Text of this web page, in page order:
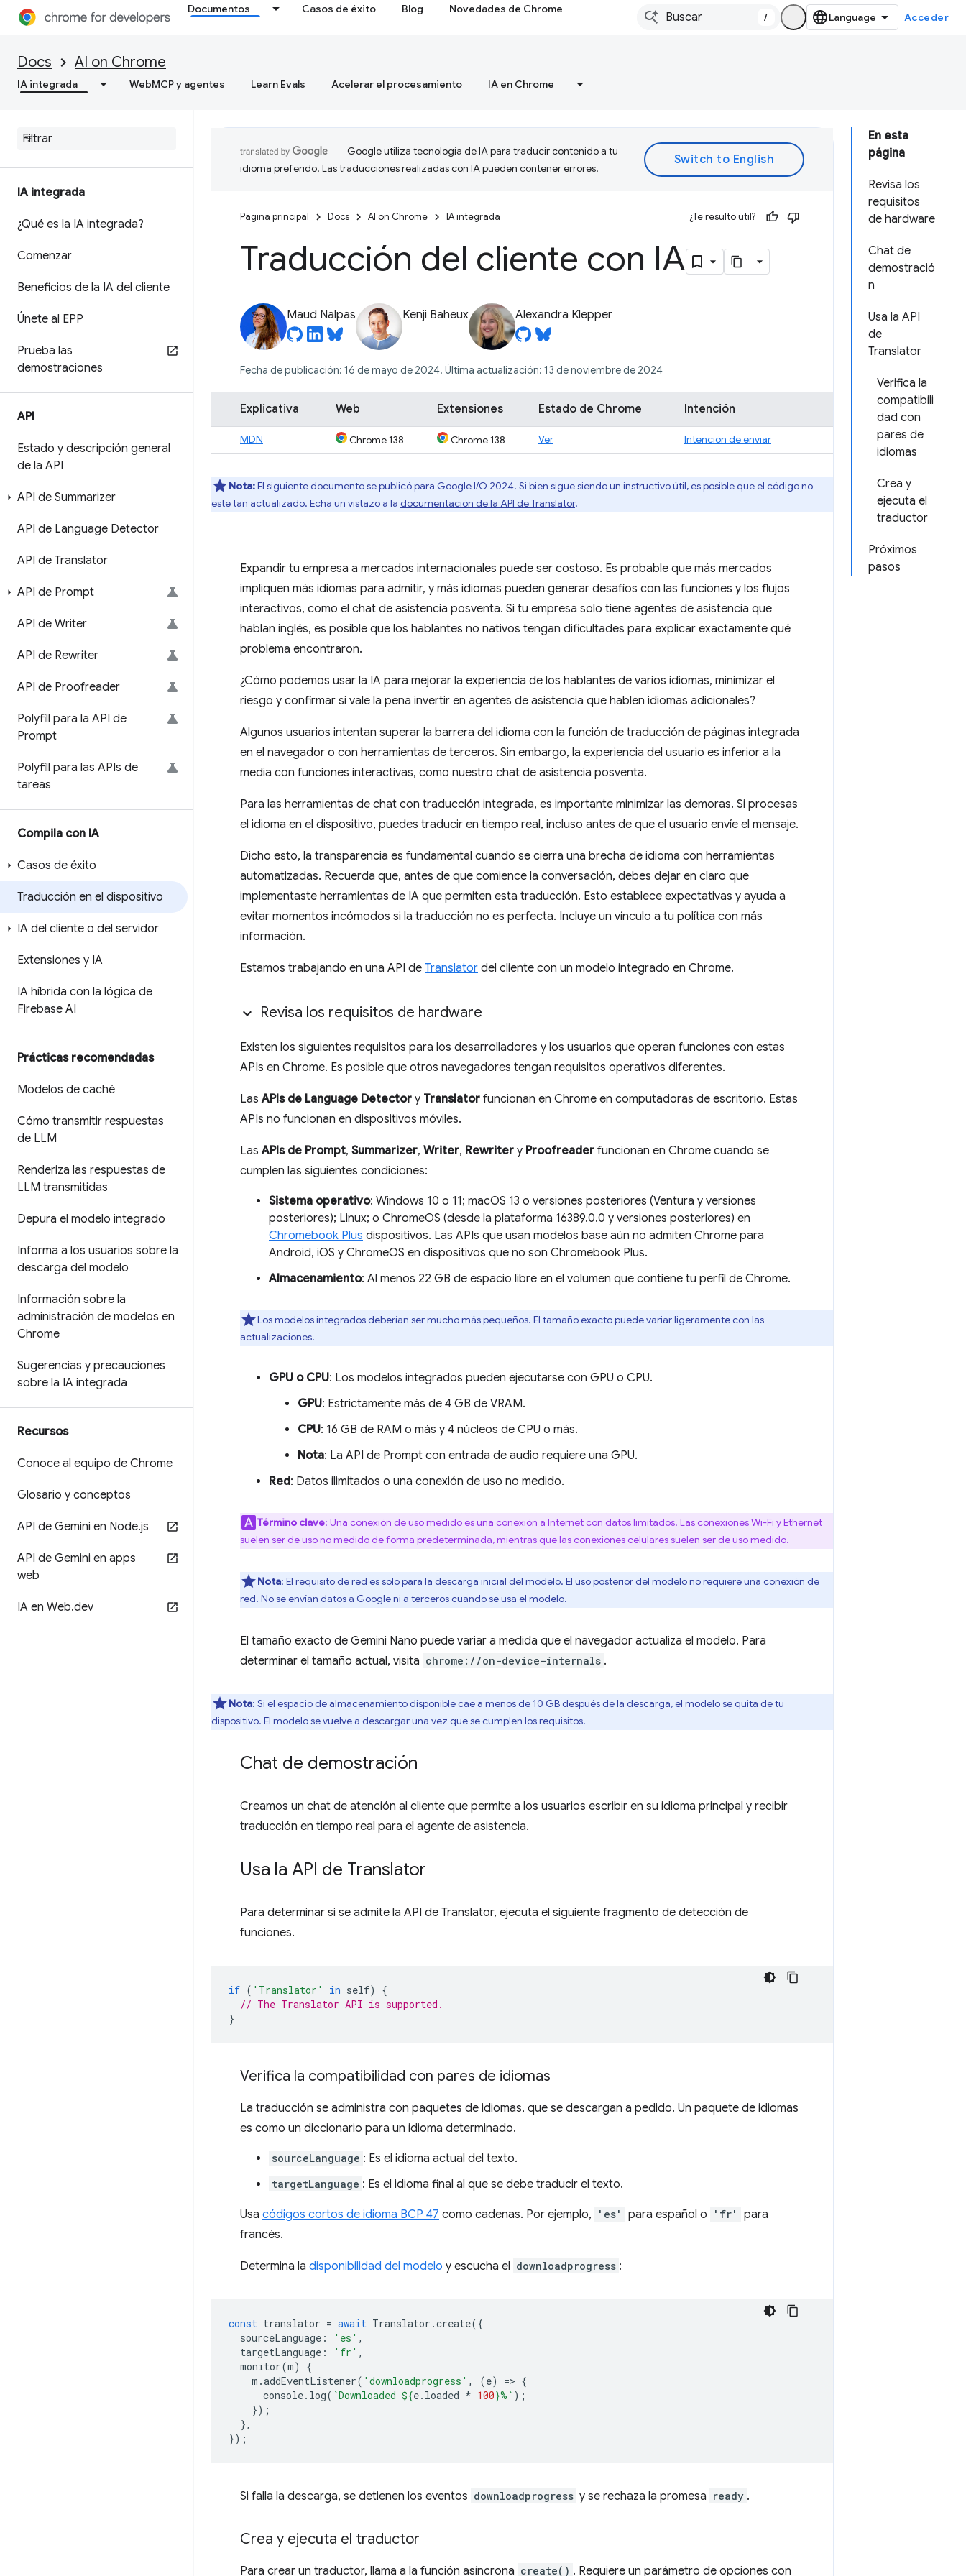
Documentos Casos de éxito Blog Novedades de Chrome
/ Acceder
Docs AI on Chrome
IA integrada WebMCP y agentes Learn Evals Acelerar el procesamiento IA en Chrome
IA integrada
¿Qué es la IA integrada?
Comenzar
Beneficios de la IA del cliente
Únete al EPP
Prueba las
demostraciones
API
Estado y descripción general
de la API
API de Summarizer
API de Language Detector
API de Translator
API de Prompt
API de Writer
API de Rewriter
API de Proofreader
Polyfill para la API de
Prompt
Polyfill para las APIs de
tareas
Compila con IA
Casos de éxito
Traducción en el dispositivo
IA del cliente o del servidor
Extensiones y IA
IA híbrida con la lógica de
Firebase AI
Prácticas recomendadas
Modelos de caché
Cómo transmitir respuestas
de LLM
Renderiza las respuestas de
LLM transmitidas
Depura el modelo integrado
Informa a los usuarios sobre la
descarga del modelo
Información sobre la
administración de modelos en
Chrome
Sugerencias y precauciones
sobre la IA integrada
Recursos
Conoce al equipo de Chrome
Glosario y conceptos
API de Gemini en Node.js
API de Gemini en apps
web
IA en Web.dev
En esta
página
Revisa los
requisitos
de hardware
Chat de
demostració
n
Usa la API
de
Translator
Verifica la
compatibili
dad con
pares de
idiomas
Crea y
ejecuta el
traductor
Próximos
pasos
Google utiliza tecnología de IA para traducir contenido a tu
idioma preferido. Las traducciones realizadas con IA pueden contener errores.
Página principal Docs AI on Chrome IA integrada ¿Te resultó útil?
Traducción del cliente con IA
Maud Nalpas Kenji Baheux Alexandra Klepper
Fecha de publicación: 16 de mayo de 2024. Última actualización: 13 de noviembre de 2024
Explicativa Web Extensiones Estado de Chrome Intención
MDN Chrome 138 Chrome 138 Ver Intención de enviar
Nota:El siguiente documento se publicó para Google I / O 2024. Si bien sigue siendo un instructivo útil, es posible que el código no
esté tan actualizado. Echa un vistazo a la documentación de la API de Translator.
Expandir tu empresa a mercados internacionales puede ser costoso. Es probable que más mercados
impliquen más idiomas para admitir, y más idiomas pueden generar desafíos con las funciones y los flujos
interactivos, como el chat de asistencia posventa. Si tu empresa solo tiene agentes de asistencia que
hablan inglés, es posible que los hablantes no nativos tengan dificultades para explicar exactamente qué
problema encontraron.
¿Cómo podemos usar la IA para mejorar la experiencia de los hablantes de varios idiomas, minimizar el
riesgo y confirmar si vale la pena invertir en agentes de asistencia que hablen idiomas adicionales?
Algunos usuarios intentan superar la barrera del idioma con la función de traducción de páginas integrada
en el navegador o con herramientas de terceros. Sin embargo, la experiencia del usuario es inferior a la
media con funciones interactivas, como nuestro chat de asistencia posventa.
Para las herramientas de chat con traducción integrada, es importante minimizar las demoras. Si procesas
el idioma en el dispositivo, puedes traducir en tiempo real, incluso antes de que el usuario envíe el mensaje.
Dicho esto, la transparencia es fundamental cuando se cierra una brecha de idioma con herramientas
automatizadas. Recuerda que, antes de que comience la conversación, debes dejar en claro que
implementaste herramientas de IA que permiten esta traducción. Esto establece expectativas y ayuda a
evitar momentos incómodos si la traducción no es perfecta. Incluye un vínculo a tu política con más
información.
Estamos trabajando en una API de Translator del cliente con un modelo integrado en Chrome.
Revisa los requisitos de hardware
Existen los siguientes requisitos para los desarrolladores y los usuarios que operan funciones con estas
APIs en Chrome. Es posible que otros navegadores tengan requisitos operativos diferentes.
LasAPIs de Language Detector y Translator funcionan en Chrome en computadoras de escritorio. Estas
APIs no funcionan en dispositivos móviles.
LasAPIs de Prompt, Summarizer, Writer, Rewriter y Proofreader funcionan en Chrome cuando se
cumplen las siguientes condiciones:
Sistema operativo: Windows 10 o 11; macOS 13 o versiones posteriores (Ventura y versiones
posteriores); Linux; o ChromeOS (desde la plataforma 16389.0.0 y versiones posteriores) en
Chromebook Plus dispositivos. Las APIs que usan modelos base aún no admiten Chrome para
Android, iOS y ChromeOS en dispositivos que no son Chromebook Plus.
Almacenamiento: Al menos 22 GB de espacio libre en el volumen que contiene tu perfil de Chrome.
Los modelos integrados deberían ser mucho más pequeños. El tamaño exacto puede variar ligeramente con las
actualizaciones.
GPU o CPU: Los modelos integrados pueden ejecutarse con GPU o CPU.
GPU: Estrictamente más de 4 GB de VRAM.
CPU: 16 GB de RAM o más y 4 núcleos de CPU o más.
Nota: La API de Prompt con entrada de audio requiere una GPU.
Red: Datos ilimitados o una conexión de uso no medido.
Término clave: Una conexión de uso medidoes una conexión a Internet con datos limitados. Las conexiones Wi-Fi y Ethernet
suelen ser de uso no medido de forma predeterminada, mientras que las conexiones celulares suelen ser de uso medido.
Nota: El requisito de red es solo para la descarga inicial del modelo. El uso posterior del modelo no requiere una conexión de
red. No se envían datos a Google ni a terceros cuando se usa el modelo.
El tamaño exacto de Gemini Nano puede variar a medida que el navegador actualiza el modelo. Para
determinar el tamaño actual, visita chrome://on-device-internals .
Nota: Si el espacio de almacenamiento disponible cae a menos de 10 GB después de la descarga, el modelo se quita de tu
dispositivo. El modelo se vuelve a descargar una vez que se cumplen los requisitos.
Chat de demostración
Creamos un chat de atención al cliente que permite a los usuarios escribir en su idioma principal y recibir
traducción en tiempo real para el agente de asistencia.
Usa la API de Translator
Para determinar si se admite la API de Translator, ejecuta el siguiente fragmento de detección de
funciones.
if ( 'Translator' in self)
{
// The Translator API is supported.
}
Verifica la compatibilidad con pares de idiomas
La traducción se administra con paquetes de idiomas, que se descargan a pedido. Un paquete de idiomas
es como un diccionario para un idioma determinado.
sourceLanguage : Es el idioma actual del texto.
targetLanguage : Es el idioma final al que se debe traducir el texto.
Usa códigos cortos de idioma BCP 47 como cadenas. Por ejemplo, 'es' para español o 'fr'
para
francés.
Determina la disponibilidad del modelo y escucha el downloadprogress :
const translator = await Translator .create({
sourceLanguage : 'es' ,
targetLanguage : 'fr' ,
monitor(m)
{
m .addEventListener( 'downloadprogress' , (e) => {
console. log( `Downloaded ${e. loaded * 100}%` );
});
},
});
Si falla la descarga, se detienen los eventos downloadprogress y se rechaza la promesa ready .
Crea y ejecuta el traductor
Para crear un traductor, llama a la función asíncrona create() . Requiere un parámetro de opciones con